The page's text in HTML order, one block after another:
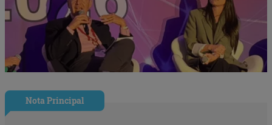
Nota Principal